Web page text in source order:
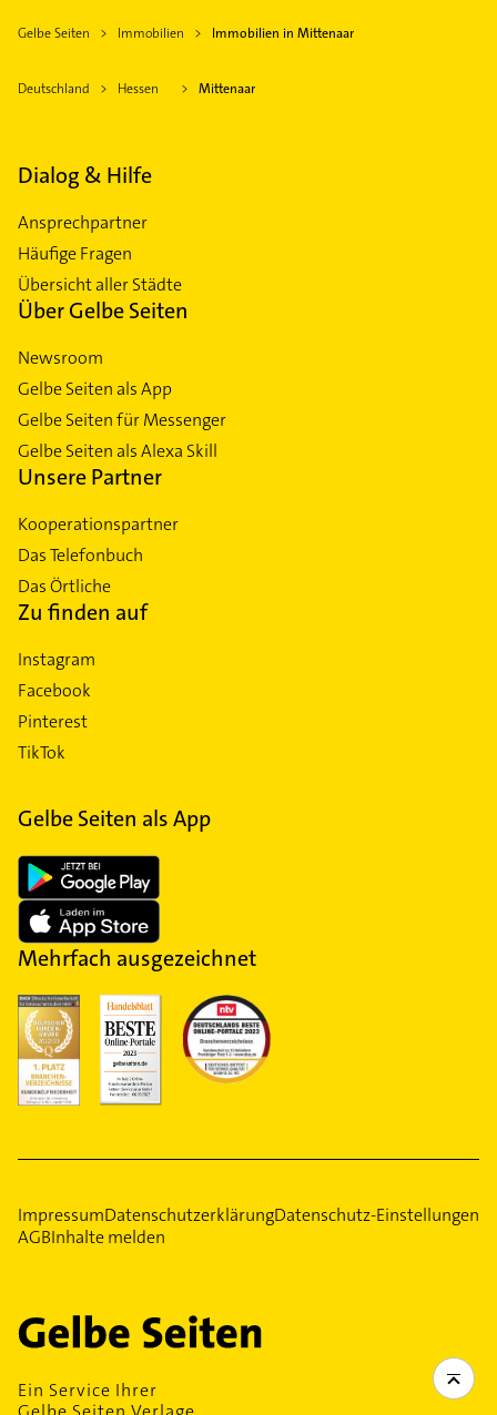
Gelbe Seiten Immobilien Immobilien in Mittenaar
Deutschland Hessen Mittenaar
Dialog & Hilfe
Ansprechpartner
Häufige Fragen
Übersicht aller Städte
Über Gelbe Seiten
Newsroom
Gelbe Seiten als App
Gelbe Seiten für Messenger
Gelbe Seiten als Alexa Skill
Unsere Partner
Kooperationspartner
Das Telefonbuch
Das Örtliche
Zu finden auf
Instagram
Facebook
Pinterest
TikTok
Gelbe Seiten als App
Mehrfach ausgezeichnet
ImpressumDatenschutzerklärungDatenschutz-Einstellungen
AGBInhalte melden
Ein Service Ihrer